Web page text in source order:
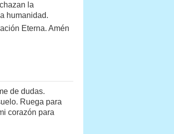
la
humanidad.
Eterna. Amén
de dudas.
Ruega para
corazón para